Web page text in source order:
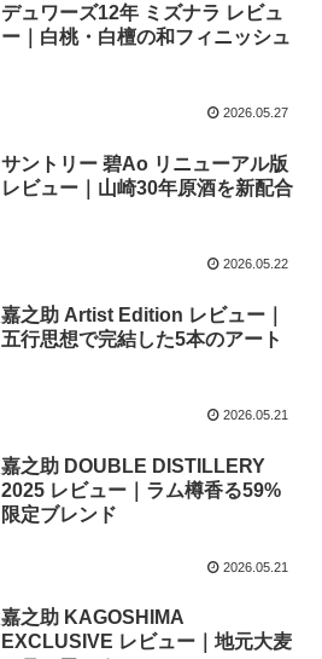
デュワーズ12年 ミズナラ レビュ
ー｜白桃・白檀の和フィニッシュ
2026.05.27
サントリー 碧Ao リニューアル版
レビュー｜山崎30年原酒を新配合
2026.05.22
嘉之助 Artist Edition レビュー｜
五行思想で完結した5本のアート
2026.05.21
嘉之助 DOUBLE DISTILLERY
2025 レビュー｜ラム樽香る59%
限定ブレンド
2026.05.21
嘉之助 KAGOSHIMA
EXCLUSIVE レビュー｜地元大麦